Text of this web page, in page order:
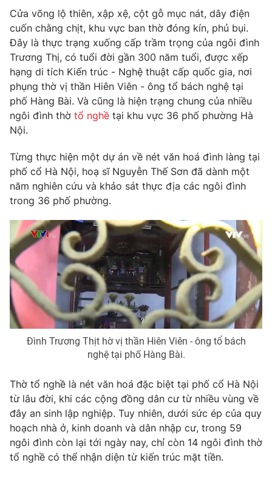
Hậu trường
Nhân vật
Khán giả
Giải sao mai
Giải trí
Điện ảnh
Âm nhạc
Sao
Đời sống
Du lịch
Làm đẹp
Chất lượng cuộc sống
Giáo dục
Tuyển sinh
Học trực tuyến
Công nghệ
Hitech Công nghệ tương lai
Sản phẩm
Thị trường
Lịch phát sóng
Chuyên mục khác
Emagazine Podcast
Photo Infographic
Video Shorts video
VTV Thể thao
VTV Sức khoẻ Bất động sản
Thị trường 24h Tấm lòng Việt
VTV4 Vươn mình bằng AI
Cửa võng lộ thiên, xập xệ, cột gỗ mục nát, dây điện
cuốn chằng chịt, khu vực ban thờ đóng kín, phủ bụi.
Đây là thực trạng xuống cấp trầm trọng của ngôi đình
Trương Thị, có tuổi đời gần 300 năm tuổi, được xếp
hạng di tích Kiến trúc - Nghệ thuật cấp quốc gia, nơi
phụng thờ vị thần Hiên Viên - ông tổ bách nghệ tại
phố Hàng Bài. Và cũng là hiện trạng chung của nhiều
ngôi đình thờ tổ nghề tại khu vực 36 phố phường Hà
Nội.
Từng thực hiện một dự án về nét văn hoá đình làng tại
phố cổ Hà Nội, hoạ sĩ Nguyễn Thế Sơn đã dành một
năm nghiên cứu và khảo sát thực địa các ngôi đình
trong 36 phố phường.
Đình Trương Thịt hờ vị thần Hiên Viên - ông tổ bách
nghệ tại phố Hàng Bài.
Thờ tổ nghề là nét văn hoá đặc biệt tại phố cổ Hà Nội
từ lâu đời, khi các cộng đồng dân cư từ nhiều vùng về
đây an sinh lập nghiệp. Tuy nhiên, dưới sức ép của quy
hoạch nhà ở, kinh doanh và dân nhập cư, trong 59
ngôi đình còn lại tới ngày nay, chỉ còn 14 ngôi đình thờ
tổ nghề có thể nhận diện từ kiến trúc mặt tiền.